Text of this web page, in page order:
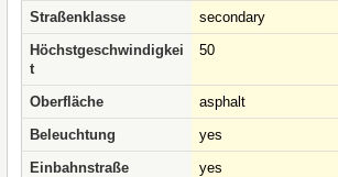
Straßenklasse
secondary
Höchstgeschwindigkei
t
50
Oberfläche
asphalt
Beleuchtung
yes
Einbahnstraße
yes